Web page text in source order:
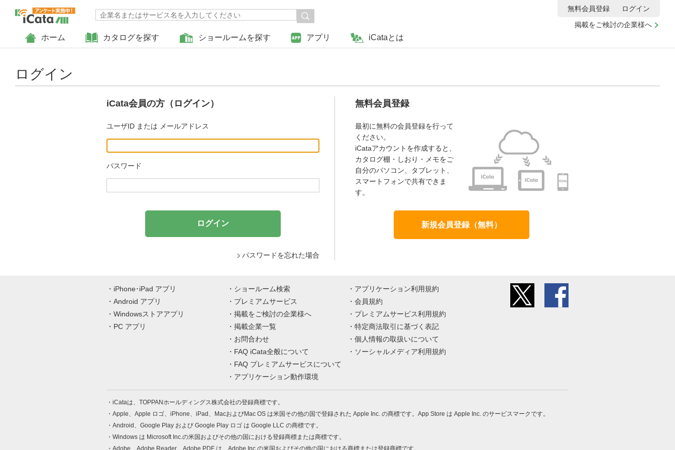
ホーム カタログを探す ショールームを探す アプリ iCataとは
掲載をご検討の企業様へ
無料会員登録 ログイン
ログイン
iCata会員の方（ログイン）
ユーザID または メールアドレス
パスワード
パスワードを忘れた場合
無料会員登録
最初に無料の会員登録を行って
ください。
iCataアカウントを作成すると、
カタログ棚・しおり・メモをご
自分のパソコン、タブレット、
スマートフォンで共有できま
す。
新規会員登録（無料）
iPhone･iPad アプリ
Android アプリ
Windowsストアアプリ
PC アプリ
ショールーム検索
プレミアムサービス
掲載をご検討の企業様へ
掲載企業一覧
お問合わせ
FAQ iCata全般について
FAQ プレミアムサービスについて
アプリケーション動作環境
アプリケーション利用規約
会員規約
プレミアムサービス利用規約
特定商法取引に基づく表記
個人情報の取扱いについて
ソーシャルメディア利用規約
iCataは、TOPPANホールディングス株式会社の登録商標です。
Apple、Apple ロゴ、iPhone、iPad、MacおよびMac OS は米国その他の国で登録された Apple Inc. の商標です。App Store は Apple Inc. のサービスマークです。
Android、Google Play および Google Play ロゴ は Google LLC の商標です。
Windows は Microsoft Inc.の米国およびその他の国における登録商標または商標です。
Adobe、Adobe Reader、Adobe PDF は、Adobe Inc.の米国およびその他の国における商標または登録商標です。